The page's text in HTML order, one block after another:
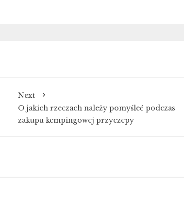
Next
O jakich rzeczach należy pomyśleć podczas
zakupu kempingowej przyczepy